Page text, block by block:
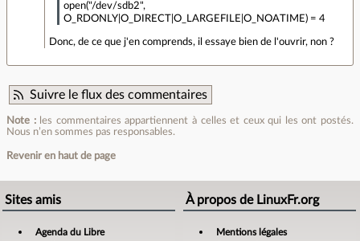
open("/dev/sdb2",
O_RDONLY|O_DIRECT|O_LARGEFILE|O_NOATIME) = 4
Donc, de ce que j'en comprends, il essaye bien de l'ouvrir, non ?
Suivre le flux des commentaires
Note :les commentaires appartiennent à celles et ceux qui les ont postés.
Nous n’en sommes pas responsables.
Revenir en haut de page
Sites amis
Agenda du Libre
À propos de LinuxFr.org
Mentions légales